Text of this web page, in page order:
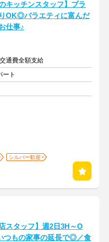
キッチンスタッフ】ブラ
OK◎バラエティに富んだ
仕事♪
通費全額支給
ート
シルバー歓迎
スタッフ】週2日3H～O
つもの家事の延長で◎／食